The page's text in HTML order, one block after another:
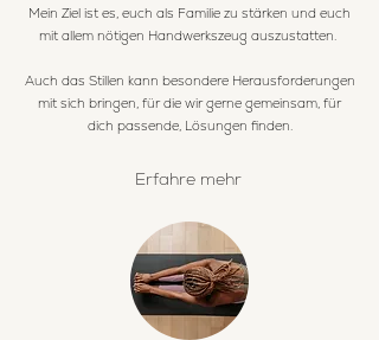
Mein Ziel ist es, euch als Familie zu stärken und euch
mit allem nötigen Handwerkszeug auszustatten.
Auch das Stillen kann besondere Herausforderungen
mit sich bringen, für die wir gerne gemeinsam, für
dich passende, Lösungen finden.
Erfahre mehr